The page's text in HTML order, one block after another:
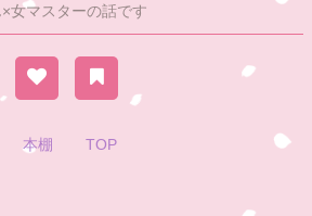
女マスターの話です
本棚 TOP